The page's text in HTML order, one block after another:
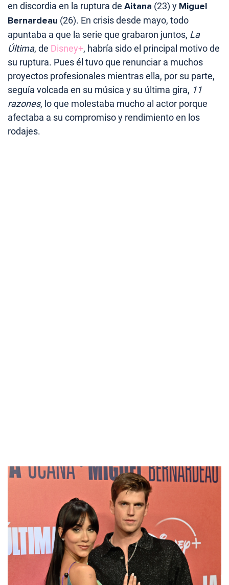
en discordia en la ruptura de Aitana (23) y Miguel
Bernardeau (26). En crisis desde mayo, todo
apuntaba a que la serie que grabaron juntos, La
Última, de Disney+, habría sido el principal motivo de
su ruptura. Pues él tuvo que renunciar a muchos
proyectos profesionales mientras ella, por su parte,
seguía volcada en su música y su última gira, 11
razones, lo que molestaba mucho al actor porque
afectaba a su compromiso y rendimiento en los
rodajes.